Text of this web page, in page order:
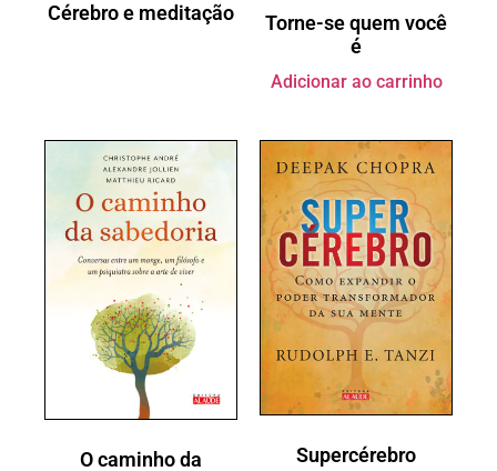
Cérebro e meditação
Torne-se quem você
é
Adicionar ao carrinho
O caminho da
Supercérebro